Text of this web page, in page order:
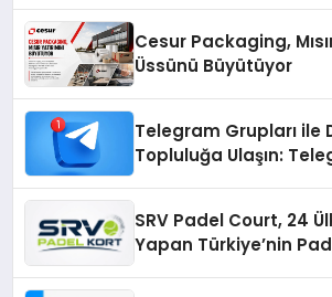
Cesur Packaging,
Üssünü Büyütüyor
Telegram Grupları ile
Topluluğa Ulaşın:
SRV Padel Court, 24
Yapan Türkiye’nin